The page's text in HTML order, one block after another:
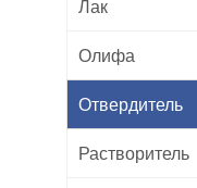
Лак
Олифа
Отвердитель
Растворитель